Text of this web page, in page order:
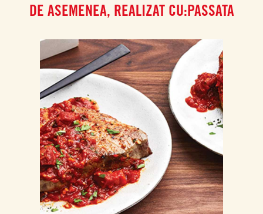
DE ASEMENEA, REALIZAT CU:PASSATA